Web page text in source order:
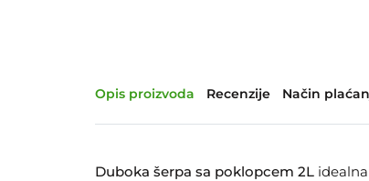
Opis proizvoda Recenzije Način
Duboka šerpa sa poklopcem 2L